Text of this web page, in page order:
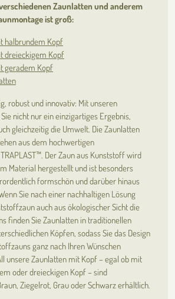
Zaunlatten und anderem
ist groß:
halbrundem Kopf
dreieckigem Kopf
geradem Kopf
robust und innovativ: Mit unseren
nicht nur ein einzigartiges Ergebnis,
gleichzeitig die Umwelt. Die Zaunlatten
aus dem hochwertigen
Der Zaun aus Kunststoff wird
Material hergestellt und ist besonders
formschön und darüber hinaus
Sie nach einer nachhaltigen Lösung
auch aus ökologischer Sicht die
finden Sie Zaunlatten in traditionellen
Köpfen, sodass Sie das Design
ganz nach Ihren Wünschen
unsere Zaunlatten mit Kopf – egal ob mit
oder dreieckigen Kopf – sind
Ziegelrot, Grau oder Schwarz erhältlich.